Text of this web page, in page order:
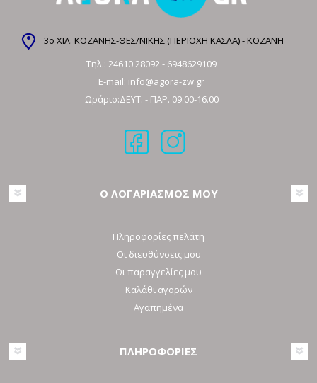
3ο ΧΙΛ. ΚΟΖΑΝΗΣ-ΘΕΣ/ΝΙΚΗΣ (ΠΕΡΙΟΧΗ ΚΑΣΛΑ) - ΚΟΖΑΝΗ
Τηλ.: 24610 28092- 6948629109
E-mail: info@agora-zw.gr
Ωράριο:ΔΕΥΤ. - ΠΑΡ. 09.00-16.00
Ο ΛΟΓΑΡΙΑΣΜΟΣ ΜΟΥ
Πληροφορίες πελάτη
Οι διευθύνσεις μου
Οι παραγγελίες μου
Καλάθι αγορών
Αγαπημένα
ΠΛΗΡΟΦΟΡΙΕΣ